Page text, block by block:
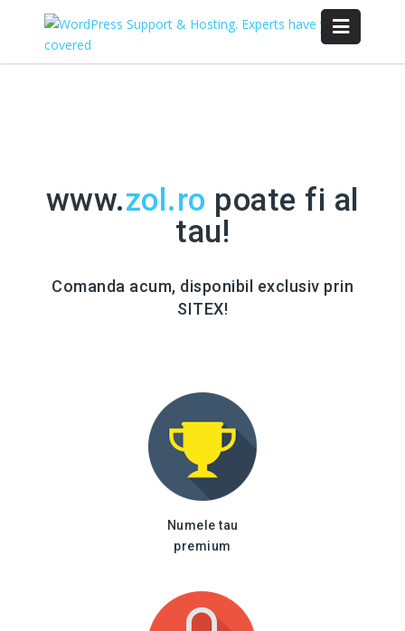
www.zol.ro poate fi al
tau!
Comanda acum, disponibil exclusiv prin
SITEX!
Numele tau
premium